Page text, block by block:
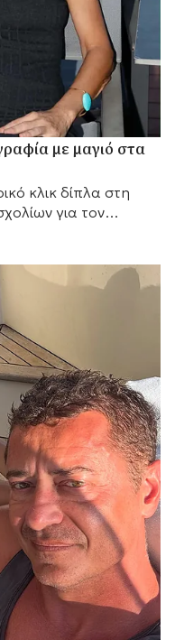
με μαγιό στα
κλικ δίπλα στη
για τον